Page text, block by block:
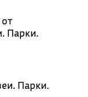
Парки.
Парки.